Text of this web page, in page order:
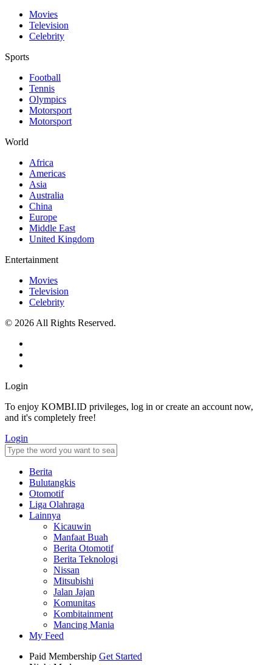
Movies
Television
Celebrity
Sports
Football
Tennis
Olympics
Motorsport
Motorsport
World
Africa
Americas
Asia
Australia
China
Europe
Middle East
United Kingdom
Entertainment
Movies
Television
Celebrity
© 2026 All Rights Reserved.
Login
To enjoy KOMBI.ID privileges, log in or create an account now,
and it's completely free!
Login
Berita
Bulutangkis
Otomotif
Liga Olahraga
Lainnya
Kicauwin
Manfaat Buah
Berita Otomotif
Berita Teknologi
Nissan
Mitsubishi
Jalan Jajan
Komunitas
Kombitainment
Mancing Mania
My Feed
Paid Membership Get Started